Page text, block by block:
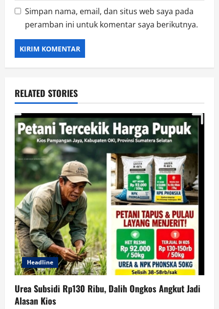
Simpan nama, email, dan situs web saya pada
peramban ini untuk komentar saya berikutnya.
RELATED STORIES
Headline
Urea Subsidi Rp130 Ribu, Dalih Ongkos Angkut Jadi
Alasan Kios